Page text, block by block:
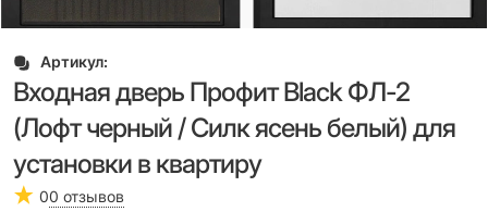
Артикул:
Входная дверь Профит Black ФЛ-2
(Лофт черный / Силк ясень белый) для
установки в квартиру
00 отзывов